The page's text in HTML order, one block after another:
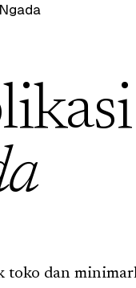
Ngada
toko dan